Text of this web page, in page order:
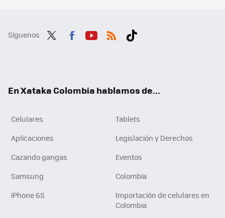
Síguenos
En Xataka Colombia hablamos de...
Celulares
Tablets
Aplicaciones
Legislación y Derechos
Cazando gangas
Eventos
Samsung
Colombia
iPhone 6S
Importación de celulares en
Colombia